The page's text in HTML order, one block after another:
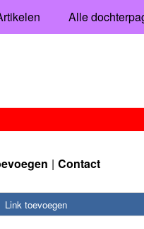
Alle
Contact
Link toevoegen